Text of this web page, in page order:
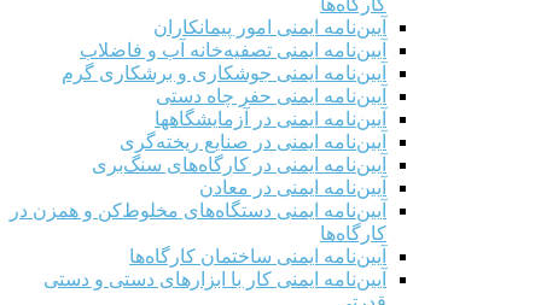
آیین‌نامه ایمنی امور پیمانکاران
آیین‌نامه ایمنی تصفیه‌خانه آب و فاضلاب
آیین‌نامه ایمنی جوشکاری و برشکاری گرم
آیین‌نامه ایمنی حفر چاه دستی
آیین‌نامه ایمنی در آزمایشگاهها
آیین‌نامه ایمنی در صنایع ریخته‌گری
آیین‌نامه ایمنی در کارگاه‌های سنگ‌بری
آیین‌نامه ایمنی در معادن
آیین‌نامه ایمنی دستگاه‌های مخلوط‌کن و همزن در
کارگاه‌ها
آیین‌نامه ایمنی ساختمان کارگاه‌ها
آیین‌نامه ایمنی کار با ابزارهای دستی و دستی